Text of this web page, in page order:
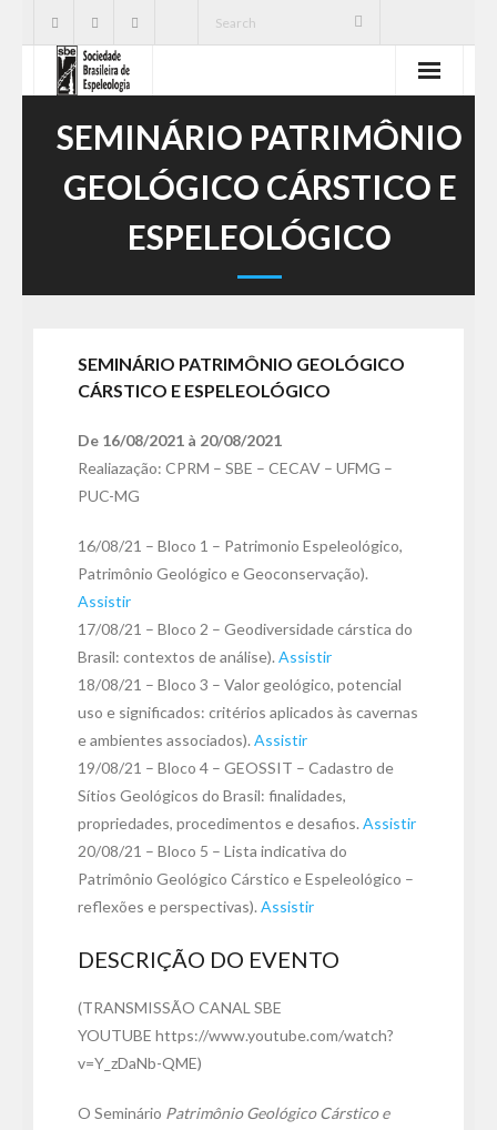
Cavernas
Publicações
Serviços
SEMINÁRIO PATRIMÔNIO
GEOLÓGICO CÁRSTICO E
ESPELEOLÓGICO
SEMINÁRIO PATRIMÔNIO GEOLÓGICO
CÁRSTICO E ESPELEOLÓGICO
De 16/08/2021 à 20/08/2021
Realiazação: CPRM – SBE – CECAV – UFMG –
PUC-MG
16/08/21 – Bloco 1 – Patrimonio Espeleológico,
Patrimônio Geológico e Geoconservação).
Assistir
17/08/21 – Bloco 2 – Geodiversidade cárstica do
Brasil: contextos de análise). Assistir
18/08/21 – Bloco 3 – Valor geológico, potencial
uso e significados: critérios aplicados às cavernas
e ambientes associados). Assistir
19/08/21 – Bloco 4 – GEOSSIT – Cadastro de
Sítios Geológicos do Brasil: finalidades,
propriedades, procedimentos e desafios. Assistir
20/08/21 – Bloco 5 – Lista indicativa do
Patrimônio Geológico Cárstico e Espeleológico –
reflexões e perspectivas). Assistir
DESCRIÇÃO DO EVENTO
(TRANSMISSÃO CANAL SBE
YOUTUBE https://www.youtube.com/watch?
v=Y_zDaNb-QME)
O Seminário Patrimônio Geológico Cárstico e